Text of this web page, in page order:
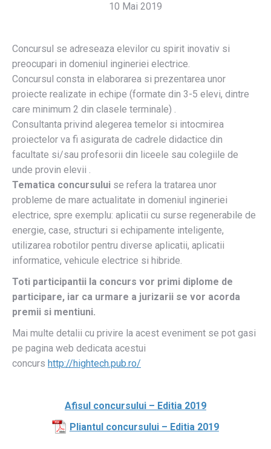
10 Mai 2019
Concursul se adreseaza elevilor cu spirit inovativ si
preocupari in domeniul ingineriei electrice.
Concursul consta in elaborarea si prezentarea unor
proiecte realizate in echipe (formate din 3-5 elevi, dintre
care minimum 2 din clasele terminale) .
Consultanta privind alegerea temelor si intocmirea
proiectelor va fi asigurata de cadrele didactice din
facultate si/sau profesorii din liceele sau colegiile de
unde provin elevii .
Tematica concursului se refera la tratarea unor
probleme de mare actualitate in domeniul ingineriei
electrice, spre exemplu: aplicatii cu surse regenerabile de
energie, case, structuri si echipamente inteligente,
utilizarea robotilor pentru diverse aplicatii, aplicatii
informatice, vehicule electrice si hibride.
Toti participantii la concurs vor primi diplome de
participare, iar ca urmare a jurizarii se vor acorda
premii si mentiuni.
Mai multe detalii cu privire la acest eveniment se pot gasi
pe pagina web dedicata acestui
concurs http://hightech.pub.ro/
Afisul concursului – Editia 2019
Pliantul concursului – Editia 2019